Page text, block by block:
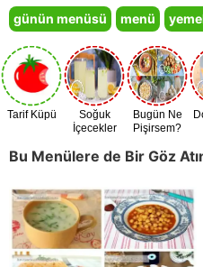
günün menüsü menü
Tarif Küpü
Soğuk
İçecekler
Bugün Ne
Pişirsem?
Bu Menülere de Bir Göz